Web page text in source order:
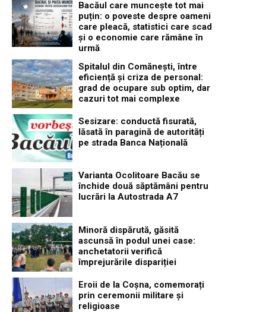
Bacăul care muncește tot mai
puțin: o poveste despre oameni
care pleacă, statistici care scad
și o economie care rămâne în
urmă
Spitalul din Comănești, între
eficiență și criza de personal:
grad de ocupare sub optim, dar
cazuri tot mai complexe
Sesizare: conductă fisurată,
lăsată în paragină de autorități
pe strada Banca Națională
Varianta Ocolitoare Bacău se
închide două săptămâni pentru
lucrări la Autostrada A7
Minoră dispărută, găsită
ascunsă în podul unei case:
anchetatorii verifică
împrejurările dispariției
Eroii de la Coșna, comemorați
prin ceremonii militare și
religioase